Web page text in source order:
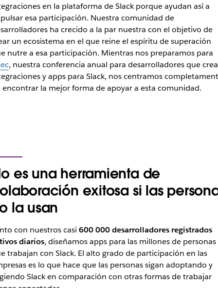
en la plataforma de Slack porque ayudan así a
esa participación. Nuestra comunidad de
ha crecido a la par nuestra con el objetivo de
un ecosistema en el que reine el espíritu de superación
nutre a esa participación. Mientras nos preparamos para
, nuestra conferencia anual para desarrolladores que
y apps para Slack, nos centramos
encontrar la mejor forma de apoyar a esta comunidad.
es una herramienta de
exitosa si las
la usan
con nuestros casi 600 000 desarrolladores registrados
diarios, diseñamos apps para las millones de personas
trabajan con Slack. El alto grado de participación en las
es lo que hace que las personas sigan adoptando y
Slack en comparación con otras formas de trabajar